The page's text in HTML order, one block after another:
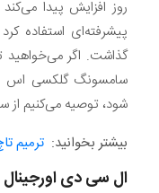
روز افزایش پیدا
پیشرفته‌ای استفاده
گذاشت. اگر
شود، توصیه می‌کنیم از
بیشتر بخوانید: ترمیم
ال سی دی اورجینال